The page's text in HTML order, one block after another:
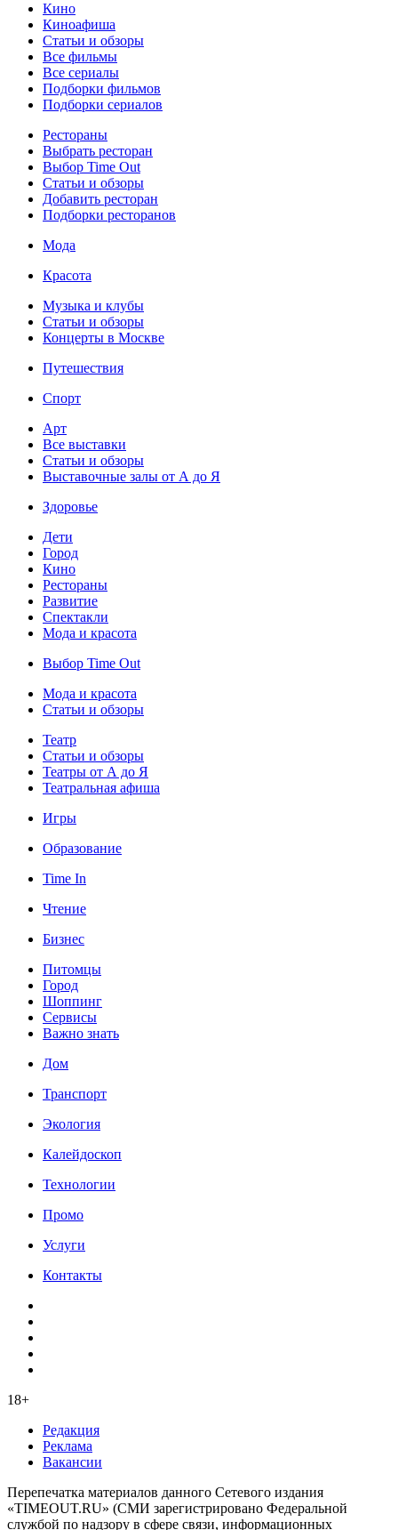
Кино
Киноафиша
Статьи и обзоры
Все фильмы
Все сериалы
Подборки фильмов
Подборки сериалов
Рестораны
Выбрать ресторан
Выбор Time Out
Статьи и обзоры
Добавить ресторан
Подборки ресторанов
Мода
Красота
Музыка и клубы
Статьи и обзоры
Концерты в Москве
Путешествия
Спорт
Арт
Все выставки
Статьи и обзоры
Выставочные залы от А до Я
Здоровье
Дети
Город
Кино
Рестораны
Развитие
Спектакли
Мода и красота
Выбор Time Out
Мода и красота
Статьи и обзоры
Театр
Статьи и обзоры
Театры от А до Я
Театральная афиша
Игры
Образование
Time In
Чтение
Бизнес
Питомцы
Город
Шоппинг
Сервисы
Важно знать
Дом
Транспорт
Экология
Калейдоскоп
Технологии
Промо
Услуги
Контакты
18+
Редакция
Реклама
Вакансии
Перепечатка материалов данного Сетевого издания
«TIMEOUT.RU» (СМИ зарегистрировано Федеральной
службой по надзору в сфере связи, информационных